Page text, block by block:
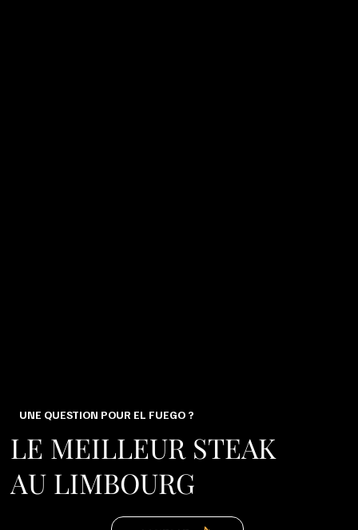
UNE QUESTION POUR EL FUEGO ?
LE MEILLEUR STEAK
AU LIMBOURG